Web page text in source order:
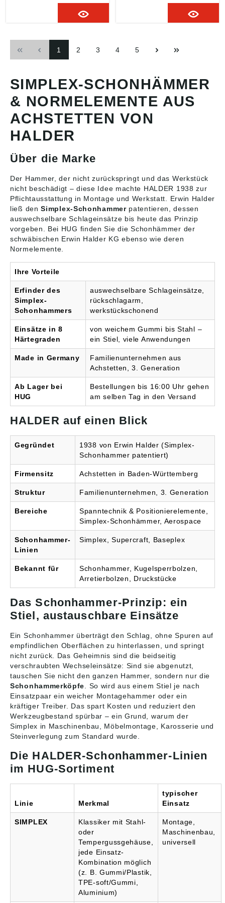
Schraubstock,
Montage scharfkantiger
Montage-/Reparaturarb
eiten im Kfz-/Nfz-
Bereich, Gerüstbau,
Gehäusemontage,
Anlagenbau,
Wartungsarbeiten,
Instandhaltungsarbeiten
Angaben gemäß
Produktsicherheitsveror
dnung ((EU) 2023/998):
Erwin Halder KG, Erwin-
Achstetten-Bronnen,
Schraubstock,
Montage scharfkantiger
eiten im Kfz-/Nfz-
Gehäusemontage,
Anlagenbau,
Wartungsarbeiten,
Instandhaltungsarbeiten
Angaben gemäß
Produktsicherheitsveror
1 2 3 4 5
SIMPLEX-SCHONHÄMMER
& NORMELEMENTE AUS
ACHSTETTEN VON
HALDER
Über die Marke
Der Hammer, der nicht zurückspringt und das Werkstück
nicht beschädigt – diese Idee machte HALDER 1938 zur
Pflichtausstattung in Montage und Werkstatt. Erwin Halder
ließ denSimplex-Schonhammerpatentieren, dessen
auswechselbare Schlageinsätze bis heute das Prinzip
vorgeben. Bei HUG finden Sie dieSchonhämmer der
schwäbischen Erwin Halder KG ebenso wie deren
Normelemente.
Ihre Vorteile
Erfinder des
Simplex-
Schonhammers
auswechselbare Schlageinsätze,
rückschlagarm,
werkstückschonend
Einsätze in 8
Härtegraden
von weichem Gummi bis Stahl –
ein Stiel, viele Anwendungen
Made in Germany
Familienunternehmen aus
Achstetten, 3. Generation
Ab Lager bei
HUG
Bestellungen bis 16:00 Uhr gehen
am selben Tag in den Versand
HALDER auf einen Blick
Gegründet
1938 von Erwin Halder (Simplex-
Schonhammer patentiert)
Firmensitz Achstetten in Baden-Württemberg
Struktur Familienunternehmen, 3. Generation
Bereiche
Spanntechnik & Positionierelemente,
Simplex-Schonhämmer, Aerospace
Schonhammer-
Linien
Simplex, Supercraft, Baseplex
Bekannt für
Schonhammer, Kugelsperrbolzen,
Arretierbolzen, Druckstücke
Das Schonhammer-Prinzip: ein
Stiel, austauschbare Einsätze
Ein Schonhammer überträgt den Schlag, ohne Spuren auf
empfindlichen Oberflächen zu hinterlassen, und springt
nicht zurück. Das Geheimnis sind die beidseitig
verschraubten Wechseleinsätze: Sind sie abgenutzt,
tauschen Sie nicht den ganzen Hammer, sondern nur die
Schonhammerköpfe . So wird aus einem Stiel je nach
Einsatzpaar ein weicher Montagehammer oder ein
kräftiger Treiber. Das spart Kosten und reduziert den
Werkzeugbestand spürbar – ein Grund, warum der
Simplex in Maschinenbau, Möbelmontage, Karosserie und
Steinverlegung zum Standard wurde.
Die HALDER-Schonhammer-Linien
im HUG-Sortiment
Linie Merkmal
typischer
Einsatz
SIMPLEX
Klassiker mit Stahl-
oder
Tempergussgehäuse,
jede Einsatz-
Kombination möglich
(z. B. Gummi/Plastik,
TPE-soft/Gummi,
Aluminium)
Montage,
Maschinenbau,
universell